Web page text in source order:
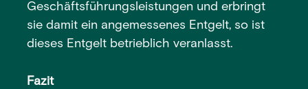
Geschäftsführungsleistungen und erbringt
sie damit ein angemessenes Entgelt, so ist
dieses Entgelt betrieblich veranlasst.
Fazit